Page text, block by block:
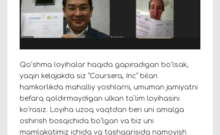
Qoʻshma loyihalar haqida gapiradigan boʻlsak,
yaqin kelajakda siz “Coursera, Inc” bilan
hamkorlikda mahalliy yoshlarni, umuman jamiyatni
befarq qoldirmaydigan ulkan taʼlim loyihasini
koʻrasiz. Loyiha uzoq vaqtdan beri uni amalga
oshirish bosqichida boʻlgan va biz uni
mamlakatimiz ichida va tashqarisida namoyish